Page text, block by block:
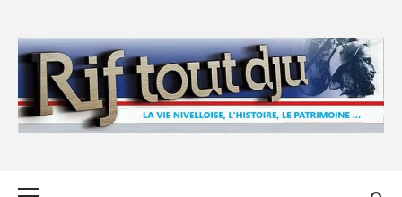
content